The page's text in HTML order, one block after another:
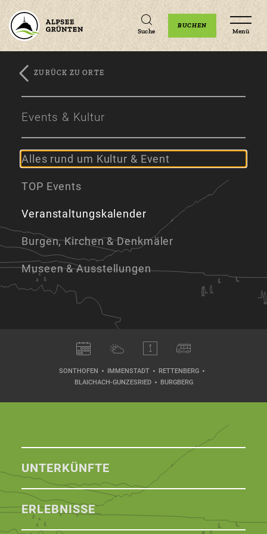
Zum
Zur
Zum
Suche
BUCHEN
Menü
ZURÜCK ZU ORTE
Events & Kultur
Alles rund um Kultur & Event
TOP Events
Veranstaltungskalender
Burgen, Kirchen & Denkmäler
Museen & Ausstellungen
SONTHOFEN IMMENSTADT
RETTENBERG
BLAICHACH-GUNZESRIED
BURGBERG
UNTERKÜNFTE
ERLEBNISSE
Unterkünfte Veranstaltungen